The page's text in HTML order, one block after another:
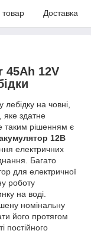
товар Доставка
45Ah 12V
лебідку на човні,
здатне
таким рішенням є
12В
електричних
Багато
для електричної
роботу
на воді.
номінальну
його протягом
постійного